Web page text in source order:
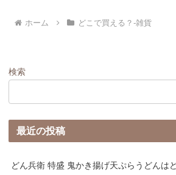
ホーム どこで買える？-雑貨
検索
最近の投稿
どん兵衛 特盛 鬼かき揚げ天ぷらうどんは